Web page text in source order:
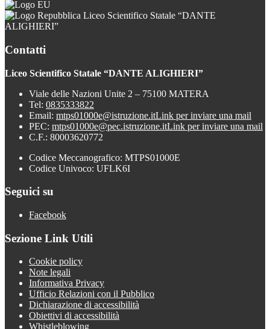
Liceo Scientifico Statale “DANTE
ALIGHIERI”
Contatti
Liceo Scientifico Statale “DANTE ALIGHIERI”
Viale delle Nazioni Unite 2 – 75100 MATERA
Tel: 0835333822
Email: mtps01000e@istruzione.itLink per inviare una mail
PEC: mtps01000e@pec.istruzione.itLink per inviare una mail
C.F.: 80003620772
Codice Meccanografico: MTPS01000E
Codice Univoco: UFLK6I
Seguici su
Facebook
Sezione Link Utili
Cookie policy
Note legali
Informativa Privacy
Ufficio Relazioni con il Pubblico
Dichiarazione di accessibilità
Obiettivi di accessibilità
Whistleblowing